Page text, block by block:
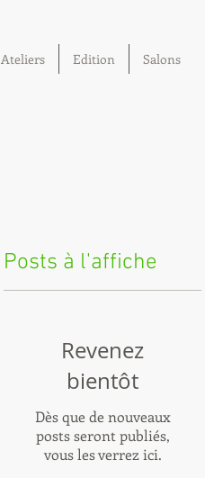
Ateliers Edition Salons
Posts à l'affiche
Revenez
bientôt
Dès que de nouveaux
posts seront publiés,
vous les verrez ici.